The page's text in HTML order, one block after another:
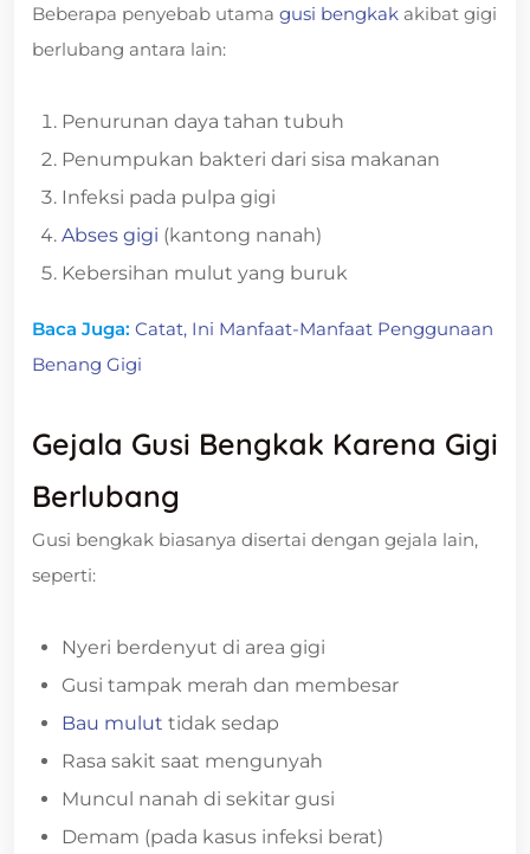
Beberapa penyebab utama gusi bengkak akibat gigi
berlubang antara lain:
Penurunan daya tahan tubuh
Penumpukan bakteri dari sisa makanan
Infeksi pada pulpa gigi
Abses gigi (kantong nanah)
Kebersihan mulut yang buruk
Baca Juga: Catat, Ini Manfaat-Manfaat Penggunaan
Benang Gigi
Gejala Gusi Bengkak Karena Gigi
Berlubang
Gusi bengkak biasanya disertai dengan gejala lain,
seperti:
Nyeri berdenyut di area gigi
Gusi tampak merah dan membesar
Bau mulut tidak sedap
Rasa sakit saat mengunyah
Muncul nanah di sekitar gusi
Demam (pada kasus infeksi berat)